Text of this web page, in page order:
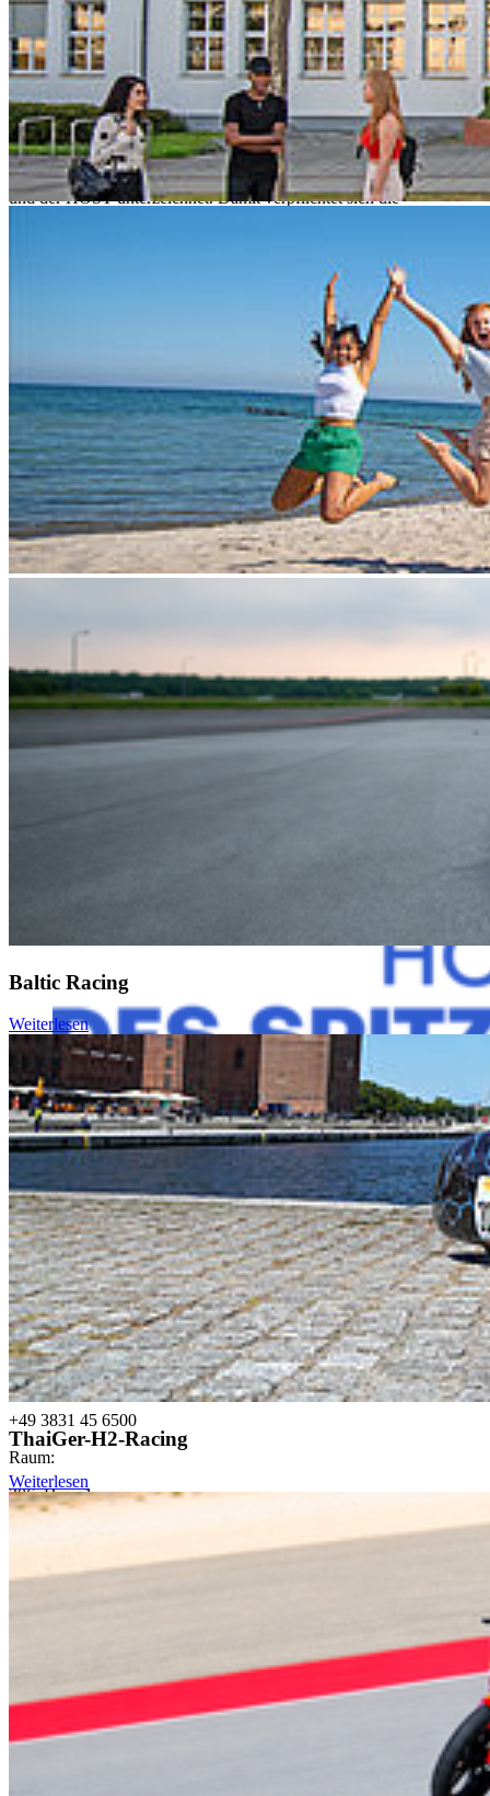
Baltic Racing
Weiterlesen
ThaiGer-H2-Racing
Weiterlesen
Prof. Dr. Ralph Sonntag
Die Rahmenbedingungen
Die Hochschule Stralsund (HOST) ist seit September 2023
Hochschule Stralsund des Spitzensports. Eine entsprechende
Kooperationsvereinbarung wurde zwischen dem Olympiastützpunkt
und der HOST unterzeichnet. Damit verpflichtet sich die
können. Unsere Prüfungsordnungen sind derart gestaltet, dass
Spitzensportler*innen klar als förderwürdige Personengruppe
anerkannt werden, für die beispielsweise Abgabetermine
anlassbezogen angepasst werden können oder der zusätzliche
Urlaubssemester zur Wettbewerbsvorbereitung gewährt würden.
Das Konzept
Mehr als 200 Kooperationsverträge zwischen den
Olympiastützpunkten und Hochschulen bestehen derzeit
bundesweit. Eine Kernzielstellung dieser Kooperationen ist eine
soweit mögliche Flexibilisierung und Individualisierung des
Studiums für die zirka 1000 studierenden Leistungssportler*innen in
Deutschland.
Sportlich ist die Hochschule Stralsund mit einer eigenen Halle, dem
Sportplatz und ihrer Wasserlage sehr gut aufgestellt. Die
Hochschulsportgemeinschaft der Hochschule Stralsund verfügt über
knapp 20 Abteilungen, die vom Vorsitzenden der
Hochschulsportgemeinschaft, Prof. Dr. Wolfgang Schikorr,
verdienter Professor der HOST im Ruhestand, und einer
Prof. Dr. rer. pol.
Ralph Sonntag
Rektor
Tel:
+49 3831 45 6500
Raum:
206, Haus 1
Ralph.Sonntag@hochschule-stralsund.de